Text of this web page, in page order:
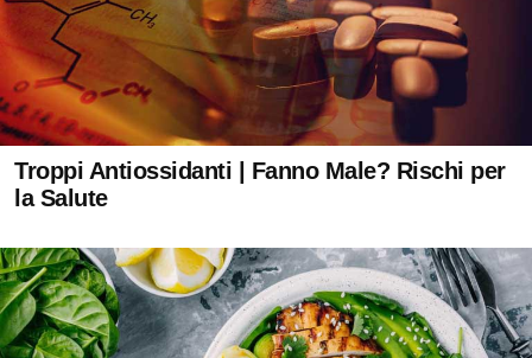
Troppi Antiossidanti | Fanno Male? Rischi per
la Salute